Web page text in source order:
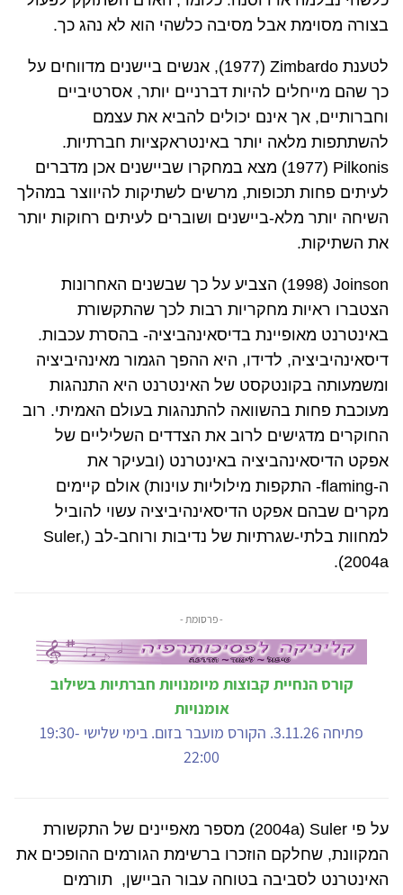
בצורה מסוימת אבל מסיבה כלשהי הוא לא נהג כך.
לטענת Zimbardo
(
(1977, אנשים ביישנים מדווחים על
כך שהם מייחלים להיות דברניים יותר, אסרטיביים
וחברותיים, אך אינם יכולים להביא את עצמם
להשתתפות מלאה יותר באינטראקציות חברתיות.
Pilkonis
(
1977) מצא במחקרו שביישנים אכן מדברים
לעיתים פחות תכופות, מרשים לשתיקות להיווצר במהלך
השיחה יותר מלא-ביישנים ושוברים לעיתים רחוקות יותר
את השתיקות.
Joinson
(
1998) הצביע על כך שבשנים האחרונות
הצטברו ראיות מחקריות רבות לכך שהתקשורת
באינטרנט מאופיינת בדיסאינהביציה- בהסרת עכבות.
דיסאינהיביציה, לדידו, היא ההפך הגמור מאינהיביציה
ומשמעותה בקונטקסט של האינטרנט היא התנהגות
מעוכבת פחות בהשוואה להתנהגות בעולם האמיתי. רוב
החוקרים מדגישים לרוב את הצדדים השליליים של
אפקט הדיסאינהביציה באינטרנט (ובעיקר את
ה-flaming- התקפות מילוליות עוינות) אולם קיימים
מקרים שבהם אפקט הדיסאינהיביציה עשוי להוביל
למחוות בלתי-שגרתיות של נדיבות ורוחב-לב (Suler,
2004a
).
- פרסומת -
קורס הנחיית קבוצות מיומנויות חברתיות בשילוב
אומנויות
פתיחה 3.11.26. הקורס מועבר בזום. בימי שלישי 19:30-
22:00
על פי Suler
(
(2004a מספר מאפיינים של התקשורת
המקוונת, שחלקם הוזכרו ברשימת הגורמים ההופכים את
האינטרנט לסביבה בטוחה עבור הביישן, תורמים